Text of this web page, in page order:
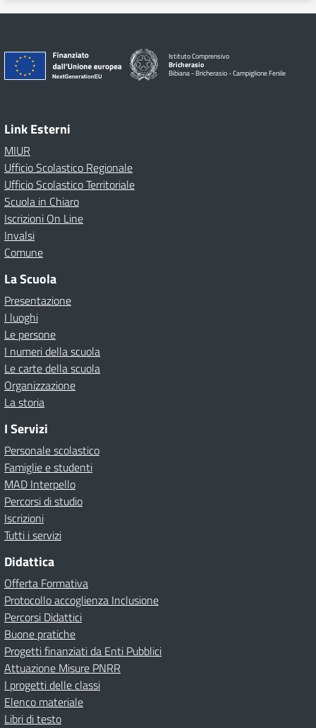
Istituto Comprensivo
Bricherasio
Bibiana - Bricherasio - Campiglione Fenile
Link Esterni
MIUR
Ufficio Scolastico Regionale
Ufficio Scolastico Territoriale
Scuola in Chiaro
Iscrizioni On Line
Invalsi
Comune
La Scuola
Presentazione
I luoghi
Le persone
I numeri della scuola
Le carte della scuola
Organizzazione
La storia
I Servizi
Personale scolastico
Famiglie e studenti
MAD Interpello
Percorsi di studio
Iscrizioni
Tutti i servizi
Didattica
Offerta Formativa
Protocollo accoglienza Inclusione
Percorsi Didattici
Buone pratiche
Progetti finanziati da Enti Pubblici
Attuazione Misure PNRR
I progetti delle classi
Elenco materiale
Libri di testo